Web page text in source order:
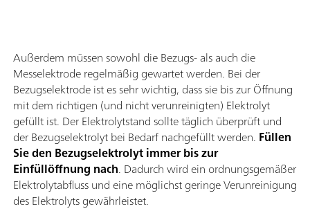
Außerdem müssen sowohl die Bezugs- als auch die
Messelektrode regelmäßig gewartet werden. Bei der
Bezugselektrode ist es sehr wichtig, dass sie bis zur Öffnung
mit dem richtigen (und nicht verunreinigten) Elektrolyt
gefüllt ist. Der Elektrolytstand sollte täglich überprüft und
der Bezugselektrolyt bei Bedarf nachgefüllt werden. Füllen
Sie den Bezugselektrolyt immer bis zur
Einfüllöffnung nach. Dadurch wird ein ordnungsgemäßer
Elektrolytabfluss und eine möglichst geringe Verunreinigung
des Elektrolyts gewährleistet.